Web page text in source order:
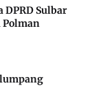
DPRD Sulbar
Polman